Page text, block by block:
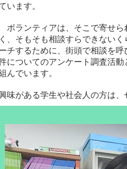
います。
ボランティアは、そこで寄せら
く、そもそも相談すらできない
チするために、街頭で相談を
についてのアンケート調査活
んでいます。
味がある学生や社会人の方は、